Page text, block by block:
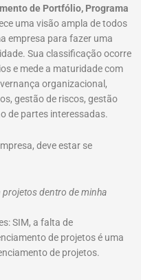
de Portfólio, Programa
uma visão ampla de todos
empresa para fazer uma
Sua classificação ocorre
e mede a maturidade com
organizacional,
gestão de riscos, gestão
de partes interessadas.
deve estar se
projetos dentro de minha
SIM, a falta de
de projetos é uma
de projetos.